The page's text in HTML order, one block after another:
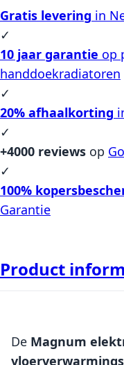
Gratis levering in
✓
10 jaar garantie op
handdoekradiatoren
✓
20% afhaalkorting
✓
+4000 reviews op
✓
100%
Garantie
Product
De Magnum